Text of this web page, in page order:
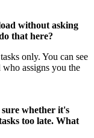
without asking
that here?
only. You can see
who assigns you the
whether it's
too late. What